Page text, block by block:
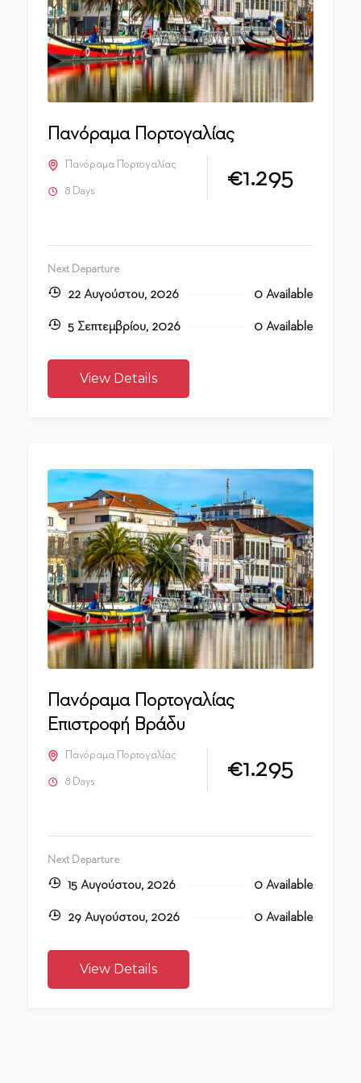
Πανόραμα Πορτογαλίας
Πανόραμα Πορτογαλίας
8 Days €1.295
Next Departure
22 Αυγούστου, 2026 0 Available
5 Σεπτεμβρίου, 2026 0 Available
View Details
Πανόραμα Πορτογαλίας
Επιστροφή Βράδυ
Πανόραμα Πορτογαλίας
8 Days €1.295
Next Departure
15 Αυγούστου, 2026 0 Available
29 Αυγούστου, 2026 0 Available
View Details